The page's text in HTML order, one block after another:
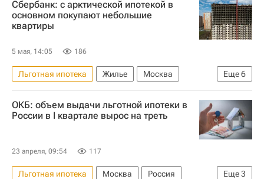
Объединенное кредитное бюро (ОКБ)
Сбербанк: с арктической ипотекой в
основном покупают небольшие
квартиры
5 мая, 14:05 186
Еще6
Льготная ипотека Жилье
Москва
Ненецкий автономный округ
Республика Коми
Сбербанк России
ОКБ: объем выдачи льготной ипотеки в
России в I квартале вырос на треть
23 апреля, 09:54 117
Еще3
Льготная ипотека Москва
Россия